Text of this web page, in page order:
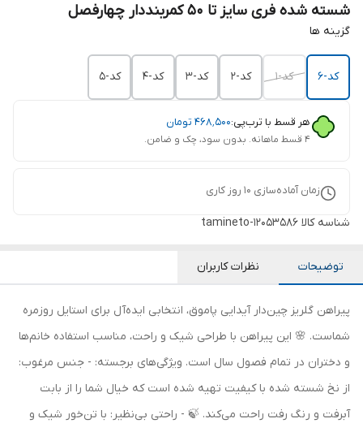
شسته شده فری سایز تا 50 کمربنددار چهارفصل
گزینه ها
کد-6 کد-1 کد-2 کد-3 کد-4 کد-5
هر قسط با ترب‌پی:۴۶۸٬۵۰۰ تومان
۴ قسط ماهانه. بدون سود، چک و ضامن.
زمان آماده‌سازی 10 روز کاری
شناسه کالا tamineto-12053586
توضیحات نظرات کاربران
پیراهن گلریز چین‌دار آیدایی پاموق، انتخابی ایده‌آل برای استایل روزمره
شماست. 🌸 این پیراهن با طراحی شیک و راحت، مناسب استفاده خانم‌ها
و دختران در تمام فصول سال است. ویژگی‌های برجسته: - جنس مرغوب:
از نخ شسته شده با کیفیت تهیه شده است که خیال شما را از بابت
آبرفت و رنگ رفت راحت می‌کند. 🍃 - راحتی بی‌نظیر: با تن‌خور شیک و